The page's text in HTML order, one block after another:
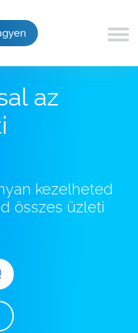
az
kezelheted
összes üzleti